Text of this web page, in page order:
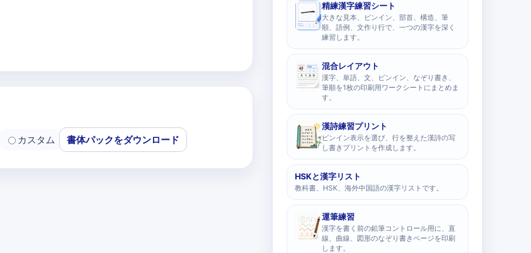
カスタム 書体パックをダウンロード
精練漢字練習シート
大きな見本、ピンイン、部首、構造、筆
順、語例、文作り行で、一つの漢字を深く
練習します。
混合レイアウト
漢字、単語、文、ピンイン、なぞり書き、
筆順を1枚の印刷用ワークシートにまとめま
す。
漢詩練習プリント
ピンイン表示を選び、行を整えた漢詩の写
し書きプリントを作成します。
HSKと漢字リスト
教科書、HSK、海外中国語の漢字リストです。
運筆練習
漢字を書く前の鉛筆コントロール用に、直
線、曲線、図形のなぞり書きページを印刷
します。